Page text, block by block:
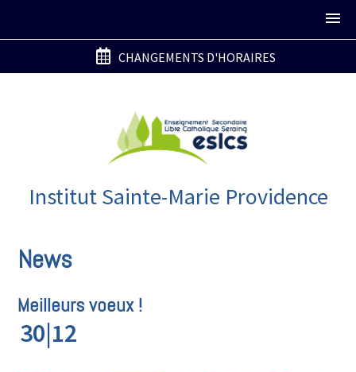
Institut Sainte-Marie Providence
CHANGEMENTS D'HORAIRES
News
Meilleurs voeux !
30|12